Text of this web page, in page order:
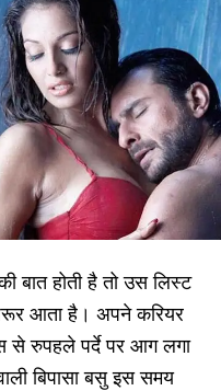
बात होती है तो उस लिस्ट
जरूर आता है। अपने करियर
से रुपहले पर्दे पर आग लगा
बिपासा बसु इस समय